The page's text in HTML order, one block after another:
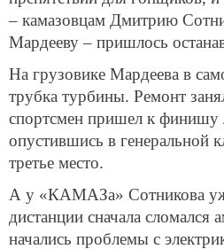
– камазовцам Дмитрию
Мардееву – пришлось
На грузовике Мардеева в
трубка турбины. Ремонт
спортсмен пришел к
опустившись в генеральной
третье место.
А у «КАМАЗа» Сотникова
дистанции сначала сломался
начались проблемы с